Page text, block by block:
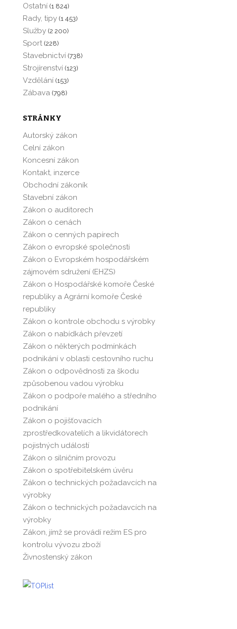
Ostatní (1 824)
Rady, tipy (1 453)
Služby (2 200)
Sport (228)
Stavebnictví (738)
Strojírenství (123)
Vzdělání (153)
Zábava (798)
STRÁNKY
Autorský zákon
Celní zákon
Koncesní zákon
Kontakt, inzerce
Obchodní zákoník
Stavební zákon
Zákon o auditorech
Zákon o cenách
Zákon o cenných papírech
Zákon o evropské společnosti
Zákon o Evropském hospodářském
zájmovém sdružení (EHZS)
Zákon o Hospodářské komoře České
republiky a Agrární komoře České
republiky
Zákon o kontrole obchodu s výrobky
Zákon o nabídkách převzetí
Zákon o některých podmínkách
podnikání v oblasti cestovního ruchu
Zákon o odpovědnosti za škodu
způsobenou vadou výrobku
Zákon o podpoře malého a středního
podnikání
Zákon o pojišťovacích
zprostředkovatelích a likvidátorech
pojistných událostí
Zákon o silničním provozu
Zákon o spotřebitelském úvěru
Zákon o technických požadavcích na
výrobky
Zákon o technických požadavcích na
výrobky
Zákon, jímž se provádí režim ES pro
kontrolu vývozu zboží
Živnostenský zákon